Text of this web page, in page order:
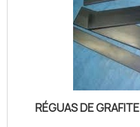
RÉGUAS DE GRAFITE